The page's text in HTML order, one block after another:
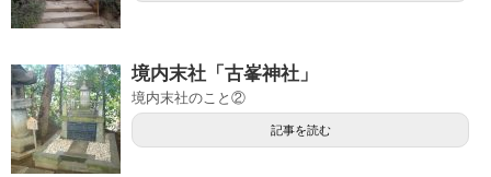
境内末社「古峯神社」
境内末社のこと②
記事を読む